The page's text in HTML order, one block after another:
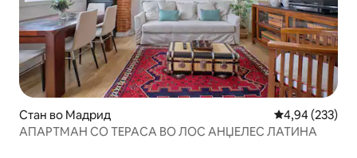
Стан во Мадрид Просечна
4,94 (233)
АПАРТМАН СО ТЕРАСА ВО ЛОС АНЏЕЛЕС ЛАТИНА